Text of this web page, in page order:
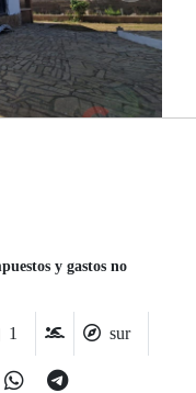
y gastos no
1 sur